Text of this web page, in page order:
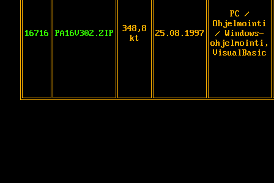
16716 PA16V302.ZIP
348,8
kt
25.08.1997
PC /
Ohjelmointi
/ Windows-
ohjelmointi,
VisualBasic